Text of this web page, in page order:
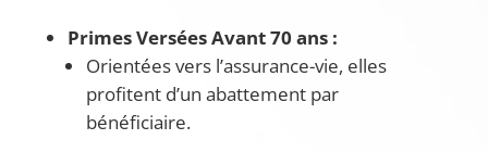
Primes Versées Avant 70 ans :
Orientées vers l’assurance-vie, elles
profitent d’un abattement par
bénéficiaire.